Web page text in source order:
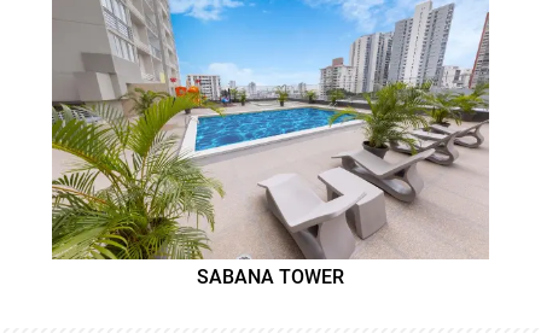
SABANA TOWER